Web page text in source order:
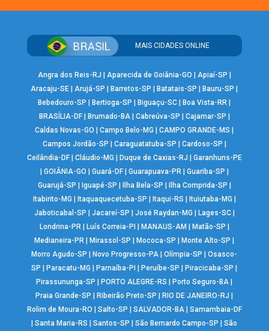
MAIS CIDADES ONLINE
Angra dos Reis-RJ | Aparecida de Goiânia-GO | Apiaí-SP |
Aracaju-SE | Arujá-SP |Barretos-SP |Batatais-SP |Bauru-SP |
Bebedouro-SP |Bertioga-SP |Biguaçu-SC |Boa Vista-RR |
BRASÍLIA-DF| Brumado-BA| Cabreúva-SP | Cajamar-SP |
Caldas Novas-GO |Campo Belo-MG |CAMPO GRANDE-MS |
Campos Jordão-SP | Caraguatatuba-SP | Cardoso-SP |
Ceilândia-DF| Cláudio-MG | Duque de Caxias-RJ | Garanhuns-PE
| GOIÂNIA-GO | Guará-DF| Guarapuava-PR | Guariba-SP |
Guarujá-SP | Iguapé-SP | Ilha Bela-SP | Ilha Comprida-SP |
Itabirito-MG | Itaquaquecetuba-SP | Itaqui-RS | Ituiutaba-MG |
Jaboticabal-SP | Jacareí-SP | José Raydan-MG | Lages-SC|
Londrina-PR | Luís Correia-PI | MANAUS-AM | Matão-SP |
Medianeira-PR |Mirassol-SP |Mococa-SP |Monte Alto-SP |
Morro Agudo-SP |Novo Progresso-PA |Olímpia-SP |Osasco-
SP |Paracatu-MG |Parnaíba-PI |Peruíbe-SP |Piracicaba-SP |
Pirassununga-SP |PORTO ALEGRE-RS |Porto Seguro-BA |
Praia Grande-SP |Ribeirão Preto-SP |RIO DE JANEIRO-RJ |
Rolim de Moura-RO | Salto-SP | SALVADOR-BA| Samambaia-DF
|Santa Maria-RS |Santos-SP |São Bernardo Campo-SP |São